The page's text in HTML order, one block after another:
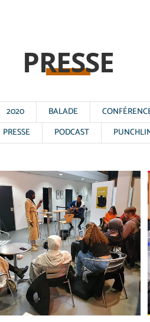
PRESSE
2020 BALADE
PRESSE PODCAST